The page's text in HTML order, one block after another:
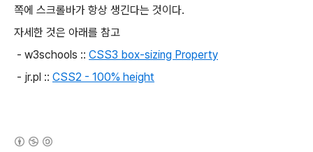
쪽에 스크롤바가 항상 생긴다는 것이다.
자세한 것은 아래를 참고
- w3schools :: CSS3 box-sizing Property
- jr.pl :: CSS2 - 100% height